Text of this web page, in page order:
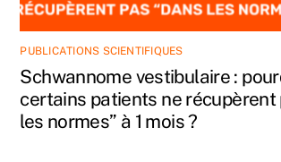
PUBLICATIONS SCIENTIFIQUES
Schwannome vestibulaire :
certains patients ne récupèrent
les normes” à 1 mois ?